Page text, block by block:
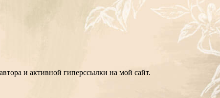
и активной гиперссылки на мой сайт.